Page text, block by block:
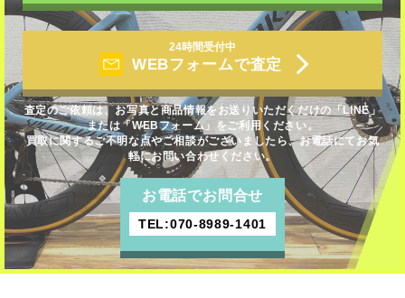
24時間受付中
WEBフォームで査定
査定のご依頼は、お写真と商品情報をお送りいただくだけの「LINE」
または「WEBフォーム」をご利用ください。
買取に関するご不明な点やご相談がございましたら、お電話にてお気
軽にお問い合わせください。
お電話でお問合せ
TEL:070-8989-1401